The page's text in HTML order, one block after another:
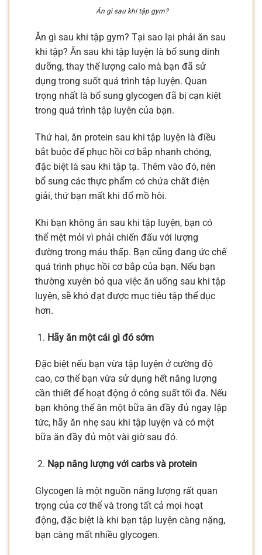
Ăn gì sau khi tập gym?
Ăn gì sau khi tập gym? Tại sao lại phải ăn sau
khi tập? Ăn sau khi tập luyện là bổ sung dinh
dưỡng, thay thế lượng calo mà bạn đã sử
dụng trong suốt quá trình tập luyện. Quan
trọng nhất là bổ sung glycogen đã bị cạn kiệt
trong quá trình tập luyện của bạn.
Thứ hai, ăn protein sau khi tập luyện là điều
bắt buộc để phục hồi cơ bắp nhanh chóng,
đặc biệt là sau khi tập tạ. Thêm vào đó, nên
bổ sung các thực phẩm có chứa chất điện
giải, thứ bạn mất khi đổ mồ hôi.
Khi bạn không ăn sau khi tập luyện, bạn có
thể mệt mỏi vì phải chiến đấu với lượng
đường trong máu thấp. Bạn cũng đang ức chế
quá trình phục hồi cơ bắp của bạn. Nếu bạn
thường xuyên bỏ qua việc ăn uống sau khi tập
luyện, sẽ khó đạt được mục tiêu tập thể dục
hơn.
Hãy ăn một cái gì đó sớm
Đặc biệt nếu bạn vừa tập luyện ở cường độ
cao, cơ thể bạn vừa sử dụng hết năng lượng
cần thiết để hoạt động ở công suất tối đa. Nếu
bạn không thể ăn một bữa ăn đầy đủ ngay lập
tức, hãy ăn nhẹ sau khi tập luyện và có một
bữa ăn đầy đủ một vài giờ sau đó.
Nạp năng lượng với carbs và protein
Glycogen là một nguồn năng lượng rất quan
trọng của cơ thể và trong tất cả mọi hoạt
động, đặc biệt là khi bạn tập luyện càng nặng,
bạn càng mất nhiều glycogen.